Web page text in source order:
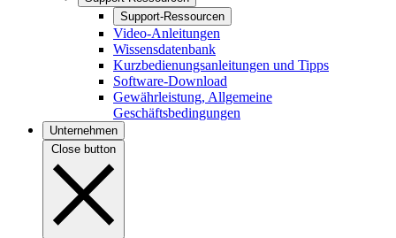
Support-Ressourcen
Video-Anleitungen
Wissensdatenbank
Kurzbedienungsanleitungen und Tipps
Software-Download
Gewährleistung, Allgemeine
Geschäftsbedingungen
Unternehmen
Close button